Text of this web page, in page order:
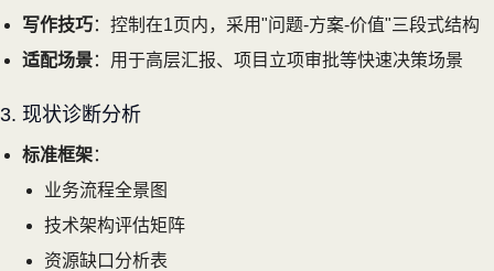
写作技巧：控制在1页内，采用"问题-方案-价值"三段式结构
适配场景：用于高层汇报、项目立项审批等快速决策场景
3. 现状诊断分析
标准框架：
业务流程全景图
技术架构评估矩阵
资源缺口分析表